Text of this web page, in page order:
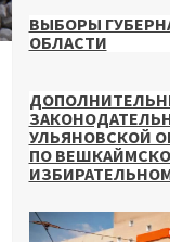
ВЫБОРЫ
ОБЛАСТИ
УЛЬЯНОВСКОЙ
ПО